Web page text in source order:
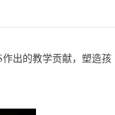
出的教学贡献，塑造孩